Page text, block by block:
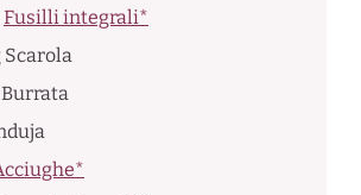
Fusilli integrali*
Scarola